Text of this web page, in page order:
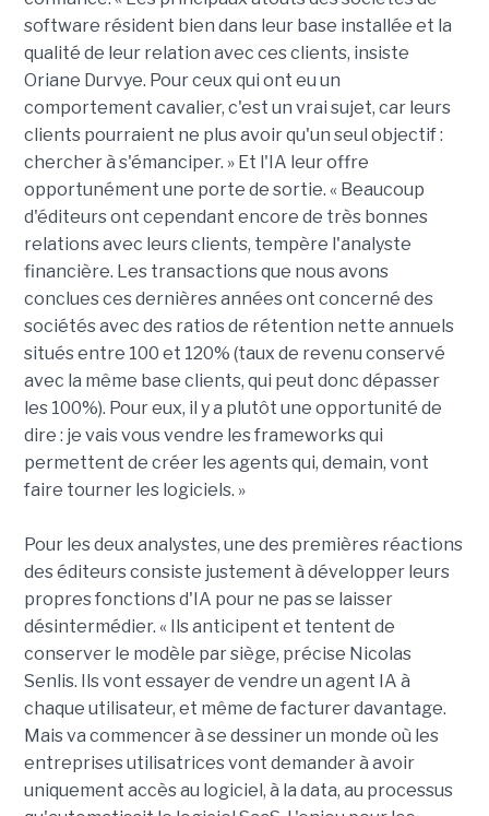
software résident bien dans leur base installée et la
qualité de leur relation avec ces clients, insiste
Oriane Durvye. Pour ceux qui ont eu un
comportement cavalier, c'est un vrai sujet, car leurs
clients pourraient ne plus avoir qu'un seul objectif :
chercher à s'émanciper. » Et l'IA leur offre
opportunément une porte de sortie. « Beaucoup
d'éditeurs ont cependant encore de très bonnes
relations avec leurs clients, tempère l'analyste
financière. Les transactions que nous avons
conclues ces dernières années ont concerné des
sociétés avec des ratios de rétention nette annuels
situés entre 100 et 120% (taux de revenu conservé
avec la même base clients, qui peut donc dépasser
les 100%). Pour eux, il y a plutôt une opportunité de
dire : je vais vous vendre les frameworks qui
permettent de créer les agents qui, demain, vont
faire tourner les logiciels. »
Pour les deux analystes, une des premières réactions
des éditeurs consiste justement à développer leurs
propres fonctions d'IA pour ne pas se laisser
désintermédier. « Ils anticipent et tentent de
conserver le modèle par siège, précise Nicolas
Senlis. Ils vont essayer de vendre un agent IA à
chaque utilisateur, et même de facturer davantage.
Mais va commencer à se dessiner un monde où les
entreprises utilisatrices vont demander à avoir
uniquement accès au logiciel, à la data, au processus